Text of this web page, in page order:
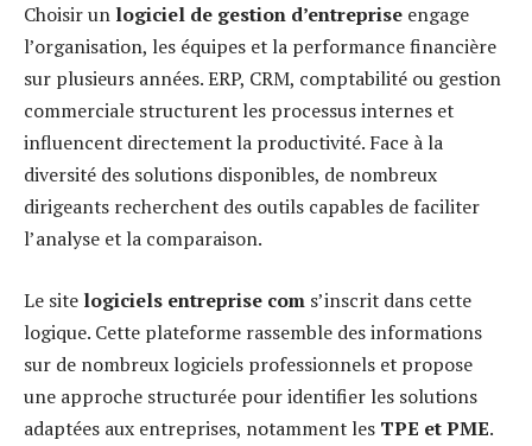
Choisir un logiciel de gestion d’entreprise engage
l’organisation, les équipes et la performance financière
sur plusieurs années. ERP, CRM, comptabilité ou gestion
commerciale structurent les processus internes et
influencent directement la productivité. Face à la
diversité des solutions disponibles, de nombreux
dirigeants recherchent des outils capables de faciliter
l’analyse et la comparaison.
Le site logiciels entreprise com s’inscrit dans cette
logique. Cette plateforme rassemble des informations
sur de nombreux logiciels professionnels et propose
une approche structurée pour identifier les solutions
adaptées aux entreprises, notamment les TPE et PME.